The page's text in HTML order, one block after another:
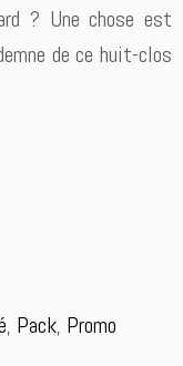
? Une chose est
de ce huit-clos
, Pack, Promo